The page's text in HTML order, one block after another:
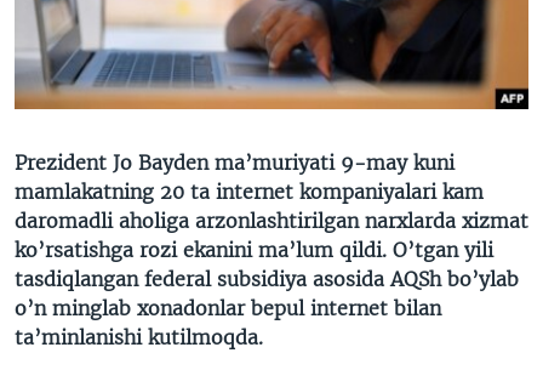
VIDEO
XABARLAR SURATLARDA
ODNOKLASSNIKI
TELEGRAM
TWITTER
SOUNDCLOUD
VOA
Prezident Jo Bayden ma’muriyati 9-may kuni
mamlakatning 20 ta internet kompaniyalari kam
daromadli aholiga arzonlashtirilgan narxlarda xizmat
ko’rsatishga rozi ekanini ma’lum qildi. O’tgan yili
tasdiqlangan federal subsidiya asosida AQSh bo’ylab
o’n minglab xonadonlar bepul internet bilan
ta’minlanishi kutilmoqda.